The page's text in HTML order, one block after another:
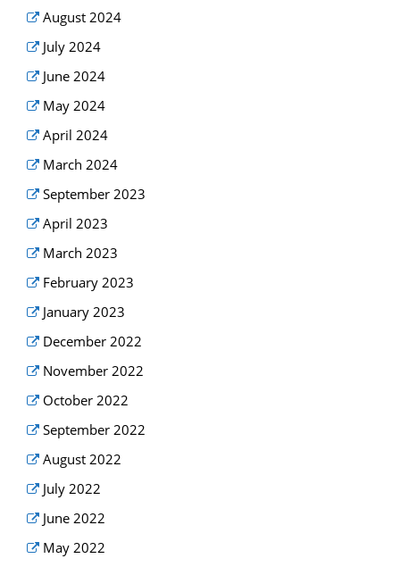
August 2024
July 2024
June 2024
May 2024
April 2024
March 2024
September 2023
April 2023
March 2023
February 2023
January 2023
December 2022
November 2022
October 2022
September 2022
August 2022
July 2022
June 2022
May 2022